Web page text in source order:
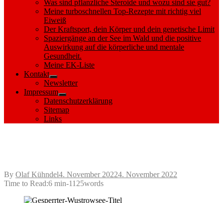
Was sind pflanzliche Steroide und wozu sind sie gut?
Meine turboschnellen Top-Rezepte mit richtig viel
Eiweiß
Der Kraftsport, dein Körper und dein genetische Limit
Spaziergänge an der See im Wald und die positive
Auswirkung auf die körperliche und mentale
Gesundheit.
Meine EK-Liste
Kontakt
Show
sub
menu
Newsletter
Impressum
Show
sub
menu
Datenschutzerklärung
Sitemap
Links
By Olaf KühndelPosted
on
4. November 20224. November 2022
Time to Read:6 min-1125words